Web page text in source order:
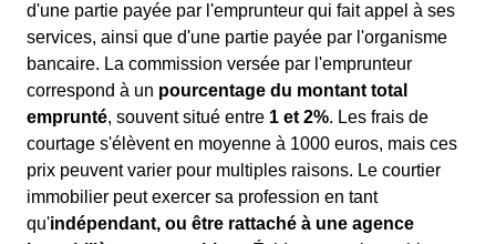
d'une partie payée par l'emprunteur qui fait appel à ses
services, ainsi que d'une partie payée par l'organisme
bancaire. La commission versée par l'emprunteur
correspond à un pourcentage du montant total
emprunté, souvent situé entre 1 et 2%. Les frais de
courtage s'élèvent en moyenne à 1000 euros, mais ces
prix peuvent varier pour multiples raisons. Le courtier
immobilier peut exercer sa profession en tant
qu'indépendant, ou être rattaché à une agence